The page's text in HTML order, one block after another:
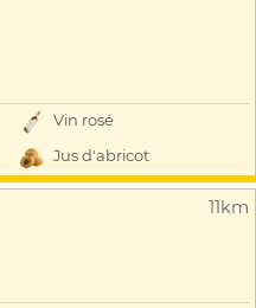
Vin rosé
Jus d'abricot
11km